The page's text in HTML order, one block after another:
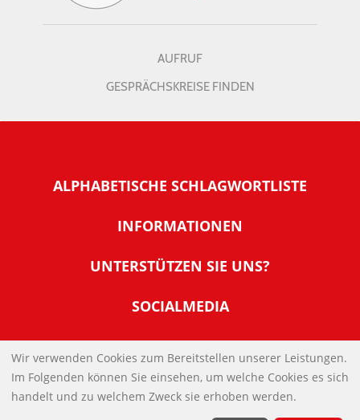
AUFRUF
GESPRÄCHSKREISE FINDEN
ALPHABETISCHE SCHLAGWORTLISTE
INFORMATIONEN
Warum NachDenkSeiten
Tipps zur Nutzung der NachDenkSeiten
Banner und E-Mail-Signaturen
Links
Kontakt
UNTERSTÜTZEN SIE UNS?
Werden Sie Fördermitglied
Spenden Sie Online
SOCIALMEDIA
IMPRESSUM
DATENSCHUTZERKLÄRUNG
Wir verwenden Cookies zum Bereitstellen unserer Leistungen.
Im Folgenden können Sie einsehen, um welche Cookies es sich
handelt und zu welchem Zweck sie erhoben werden.